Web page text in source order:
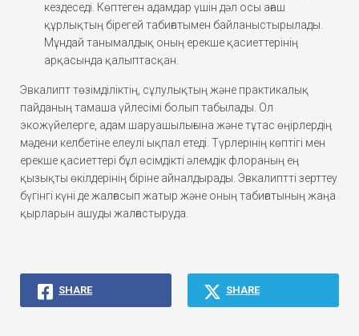
кездеседі. Көптеген адамдар үшін дәл осы ағаш
құрлықтың бірегей табиғатымен байланыстырылады.
Мұндай танымалдық оның ерекше қасиеттерінің
арқасында қалыптасқан.
Эвкалипт төзімділіктің, сұлулықтың және практикалық
пайданың тамаша үйлесімі болып табылады. Ол
экожүйелерге, адам шаруашылығына және тұтас өңірлердің
мәдени келбетіне елеулі ықпал етеді. Түрлерінің көптігі мен
ерекше қасиеттері бұл өсімдікті әлемдік флораның ең
қызықты өкілдерінің біріне айналдырады. Эвкалиптті зерттеу
бүгінгі күні де жалғасып жатыр және оның табиғатының жаңа
қырларын ашуды жалғастыруда.
SHARE SHARE